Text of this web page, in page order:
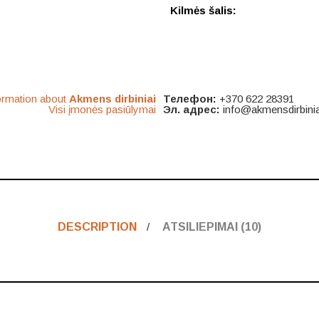
Kilmės šalis:
about Akmens dirbiniai
Visi įmonės pasiūlymai
Телефон: +370 622 28391
Эл. адрес:
DESCRIPTION ATSILIEPIMAI (10)